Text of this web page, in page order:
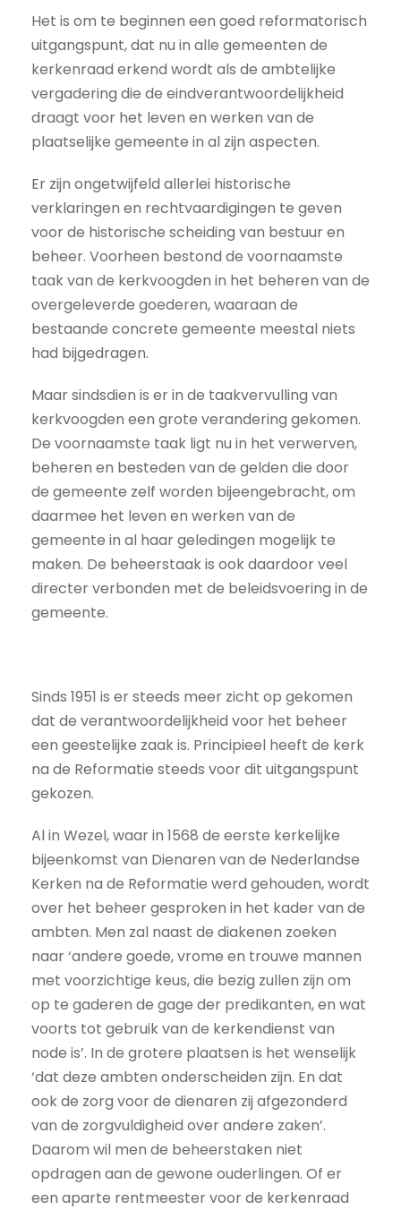
Het is om te beginnen een goed reformatorisch
uitgangspunt, dat nu in alle gemeenten de
kerkenraad erkend wordt als de ambtelijke
vergadering die de eindverantwoordelijkheid
draagt voor het leven en werken van de
plaatselijke gemeente in al zijn aspecten.
Er zijn ongetwijfeld allerlei historische
verklaringen en rechtvaardigingen te geven
voor de historische scheiding van bestuur en
beheer. Voorheen bestond de voornaamste
taak van de kerkvoogden in het beheren van de
overgeleverde goederen, waaraan de
bestaande concrete gemeente meestal niets
had bijgedragen.
Maar sindsdien is er in de taakvervulling van
kerkvoogden een grote verandering gekomen.
De voornaamste taak ligt nu in het verwerven,
beheren en besteden van de gelden die door
de gemeente zelf worden bijeengebracht, om
daarmee het leven en werken van de
gemeente in al haar geledingen mogelijk te
maken. De beheerstaak is ook daardoor veel
directer verbonden met de beleidsvoering in de
gemeente.
Sinds 1951 is er steeds meer zicht op gekomen
dat de verantwoordelijkheid voor het beheer
een geestelijke zaak is. Principieel heeft de kerk
na de Reformatie steeds voor dit uitgangspunt
gekozen.
Al in Wezel, waar in 1568 de eerste kerkelijke
bijeenkomst van Dienaren van de Nederlandse
Kerken na de Reformatie werd gehouden, wordt
over het beheer gesproken in het kader van de
ambten. Men zal naast de diakenen zoeken
naar ‘andere goede, vrome en trouwe mannen
met voorzichtige keus, die bezig zullen zijn om
op te gaderen de gage der predikanten, en wat
voorts tot gebruik van de kerkendienst van
node is’. In de grotere plaatsen is het wenselijk
‘dat deze ambten onderscheiden zijn. En dat
ook de zorg voor de dienaren zij afgezonderd
van de zorgvuldigheid over andere zaken’.
Daarom wil men de beheerstaken niet
opdragen aan de gewone ouderlingen. Of er
een aparte rentmeester voor de kerkenraad